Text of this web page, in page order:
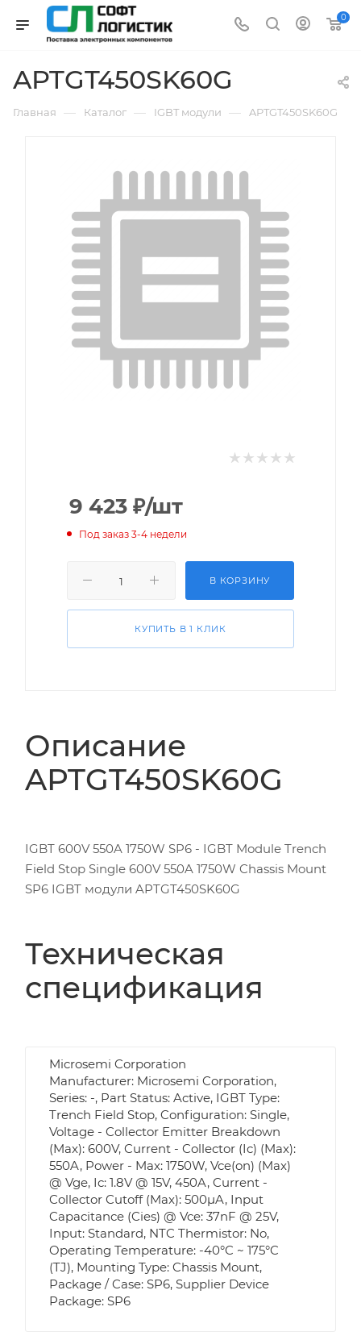
0
APTGT450SK60G
Главная — Каталог — IGBT модули — APTGT450SK60G
9 423₽/шт
Под заказ 3-4 недели
В КОРЗИНУ
КУПИТЬ В 1 КЛИК
Описание
APTGT450SK60G
IGBT 600V 550A 1750W SP6 - IGBT Module Trench
Field Stop Single 600V 550A 1750W Chassis Mount
SP6 IGBT модули APTGT450SK60G
Техническая
спецификация
Microsemi Corporation
Manufacturer: Microsemi Corporation,
Series: -, Part Status: Active, IGBT Type:
Trench Field Stop, Configuration: Single,
Voltage - Collector Emitter Breakdown
(Max): 600V, Current - Collector (Ic) (Max):
550A, Power - Max: 1750W, Vce(on) (Max)
@ Vge, Ic: 1.8V @ 15V, 450A, Current -
Collector Cutoff (Max): 500µA, Input
Capacitance (Cies) @ Vce: 37nF @ 25V,
Input: Standard, NTC Thermistor: No,
Operating Temperature: -40°C ~ 175°C
(TJ), Mounting Type: Chassis Mount,
Package / Case: SP6, Supplier Device
Package: SP6